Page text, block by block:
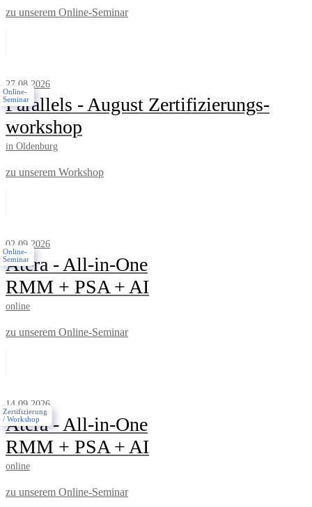
zu unserem Online-Seminar
27.08.2026
Parallels - August Zertifizierungs­
workshop
in Oldenburg
zu unserem Workshop
Online-
Seminar
02.09.2026
Atera - All-in-One
RMM + PSA + AI
online
zu unserem Online-Seminar
Online-
Seminar
14.09.2026
Atera - All-in-One
RMM + PSA + AI
online
zu unserem Online-Seminar
Zertifizierung
/ Workshop